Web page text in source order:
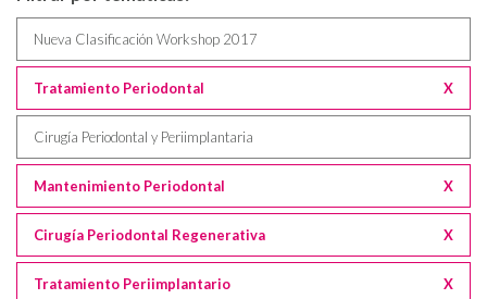
Nueva Clasificación Workshop 2017
Tratamiento Periodontal X
Cirugía Periodontal y Periimplantaria
Mantenimiento Periodontal X
Cirugía Periodontal Regenerativa X
Tratamiento Periimplantario X